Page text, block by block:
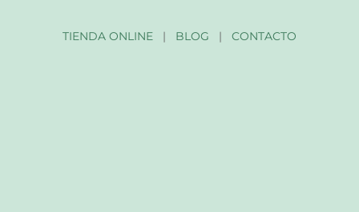
TIENDA ONLINE| BLOG | CONTACTO